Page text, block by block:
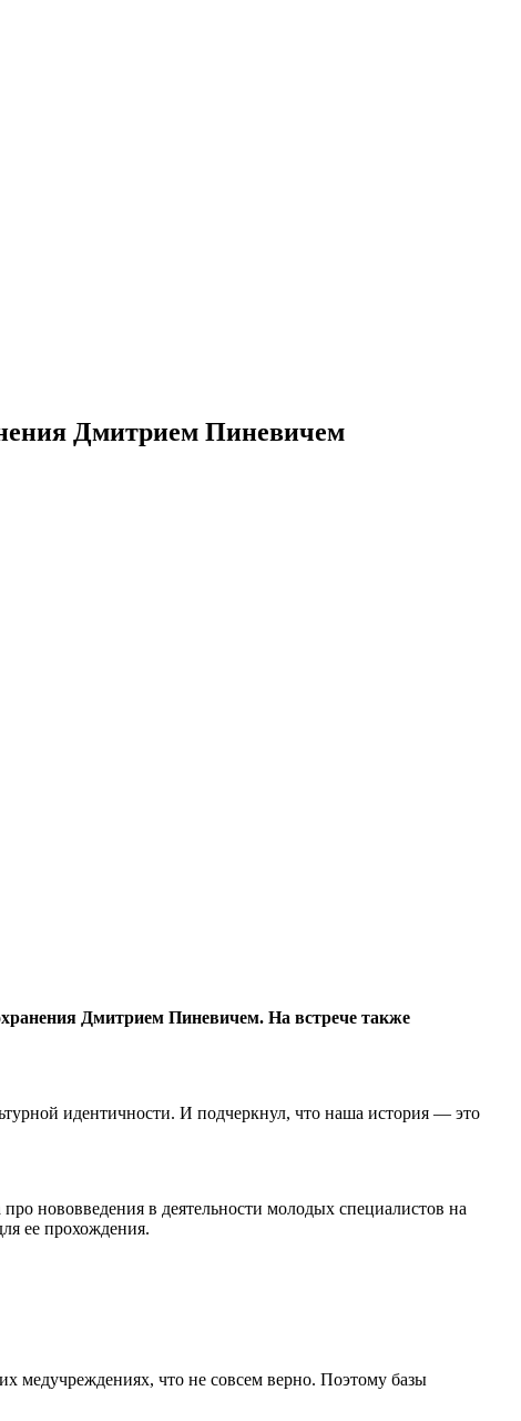
Дмитрием Пиневичем
Дмитрием Пиневичем. На встрече также
идентичности. И подчеркнул, что наша история — это
нововведения в деятельности молодых специалистов на
ее прохождения.
медучреждениях, что не совсем верно. Поэтому базы